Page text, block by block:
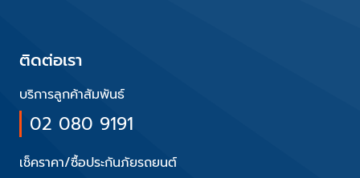
ติดต่อเรา
บริการลูกค้าสัมพันธ์
02 080 9191
เช็คราคา/ซื้อประกันภัยรถยนต์